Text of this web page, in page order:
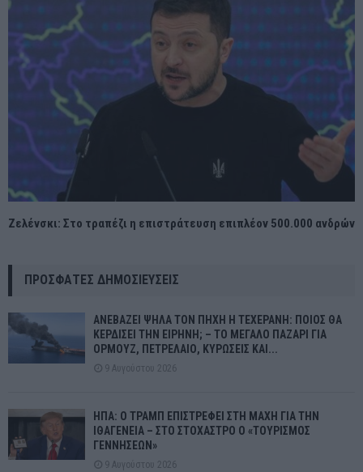
Ζελένσκι: Στο τραπέζι η επιστράτευση επιπλέον 500.000 ανδρών
ΠΡΌΣΦΑΤΕΣ ΔΗΜΟΣΙΕΎΣΕΙΣ
ΑΝΕΒΑΖΕΙ ΨΗΛΑ ΤΟΝ ΠΗΧΗ Η ΤΕΧΕΡΑΝΗ: ΠΟΙΟΣ ΘΑ
ΚΕΡΔΙΣΕΙ ΤΗΝ ΕΙΡΗΝΗ; – ΤΟ ΜΕΓΑΛΟ ΠΑΖΑΡΙ ΓΙΑ
ΟΡΜΟΥΖ, ΠΕΤΡΕΛΑΙΟ, ΚΥΡΩΣΕΙΣ ΚΑΙ...
9 Αυγούστου 2026
ΗΠΑ: Ο ΤΡΑΜΠ ΕΠΙΣΤΡΕΦΕΙ ΣΤΗ ΜΑΧΗ ΓΙΑ ΤΗΝ
ΙΘΑΓΕΝΕΙΑ – ΣΤΟ ΣΤΟΧΑΣΤΡΟ Ο «ΤΟΥΡΙΣΜΟΣ
ΓΕΝΝΗΣΕΩΝ»
9 Αυγούστου 2026